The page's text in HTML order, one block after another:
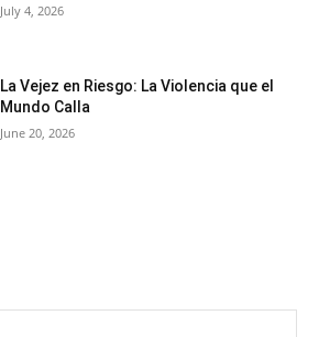
July 4, 2026
La Vejez en Riesgo: La Violencia que el
Mundo Calla
June 20, 2026